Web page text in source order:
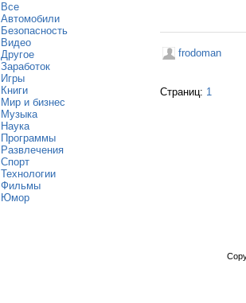
Все
Автомобили
Безопасность
Видео
Другое
Заработок
Игры
Книги
Мир и бизнес
Музыка
Наука
Программы
Развлечения
Спорт
Технологии
Фильмы
Юмор
frodoman
Страниц: 1